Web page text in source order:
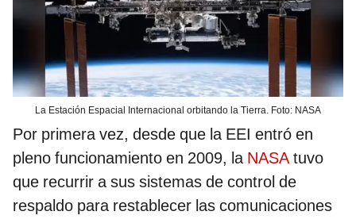
La Estación Espacial Internacional orbitando la Tierra. Foto: NASA
Por primera vez, desde que la EEI entró en
pleno funcionamiento en 2009, la NASAtuvo
que recurrir a sus sistemas de control de
respaldo para restablecer las comunicaciones